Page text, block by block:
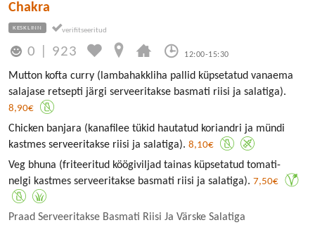
Chakra
KESKLINN
0 923 12:00-15:30
Mutton kofta curry (lambahakkliha pallid küpsetatud vanaema
salajase retsepti järgi serveeritakse basmati riisi ja salatiga).
8,90€
Chicken banjara (kanafilee tükid hautatud koriandri ja mündi
kastmes serveeritakse riisi ja salatiga). 8,10€
Veg bhuna (friteeritud köögiviljad tainas küpsetatud tomati-
nelgi kastmes serveeritakse basmati riisi ja salatiga). 7,50€
Praad Serveeritakse Basmati Riisi Ja Värske Salatiga